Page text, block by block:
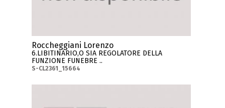
Roccheggiani Lorenzo
6.LIBITINARIO,O SIA REGOLATORE DELLA
FUNZIONE FUNEBRE ..
S-CL2361_15664